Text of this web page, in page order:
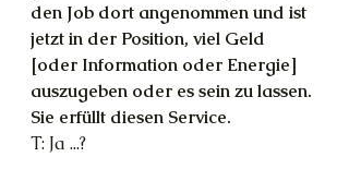
den Job dort angenommen und ist
jetzt in der Position, viel Geld
[oder Information oder Energie]
auszugeben oder es sein zu lassen.
Sie erfüllt diesen Service.
T: Ja ...?